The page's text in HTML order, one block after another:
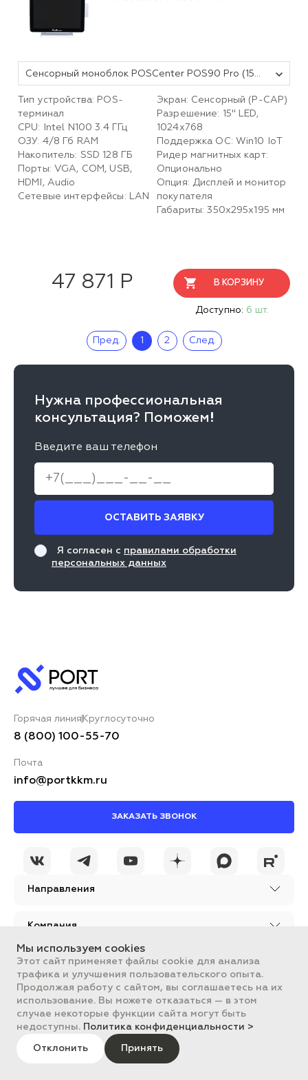
Сенсорный моноблок POSCenter POS90 Pro (15", PCAP, N100, RAM 4Gb, SSD M2 128Gb, 90W, MSR) БЕЛЫЙ без ОС
Тип устройства: POS-
терминал
CPU: Intel N100 3.4 ГГц
ОЗУ: 4/8 Гб RAM
Накопитель: SSD 128 ГБ
Порты: VGA, COM, USB,
HDMI, Audio
Сетевые интерфейсы: LAN
Экран: Сенсорный (P-CAP)
Разрешение: 15" LED,
1024х768
Поддержка ОС: Win10 IoT
Ридер магнитных карт:
Опционально
Опция: Дисплей и монитор
покупателя
Габариты: 350х295х195 мм
47 871 Р В КОРЗИНУ
Доступно: 6 шт.
Пред. 1 2 След.
Нужна профессиональная
консультация? Поможем!
Введите ваш телефон
ОСТАВИТЬ ЗАЯВКУ
Я согласен с правилами обработки
персональных данных
Направления
Компания
Поддержка
Горячая линия Круглосуточно
8 (800) 100-55-70
Почта
info@portkkm.ru
ЗАКАЗАТЬ ЗВОНОК
@portkkmru
Новости, лайфхаки и
познавательный
контент PORT - бизнес
Мы используем cookies
Этот сайт применяет файлы cookie для анализа
трафика и улучшения пользовательского опыта.
Продолжая работу с сайтом, вы соглашаетесь на их
использование. Вы можете отказаться — в этом
случае некоторые функции сайта могут быть
недоступны. Политика конфиденциальности >
Отклонить Принять